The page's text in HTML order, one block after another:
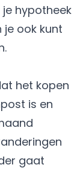
hypotheek
je ook kunt
het kopen
is en
gaat